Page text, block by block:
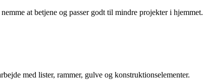
at betjene og passer godt til mindre projekter i hjemmet.
med lister, rammer, gulve og konstruktionselementer.